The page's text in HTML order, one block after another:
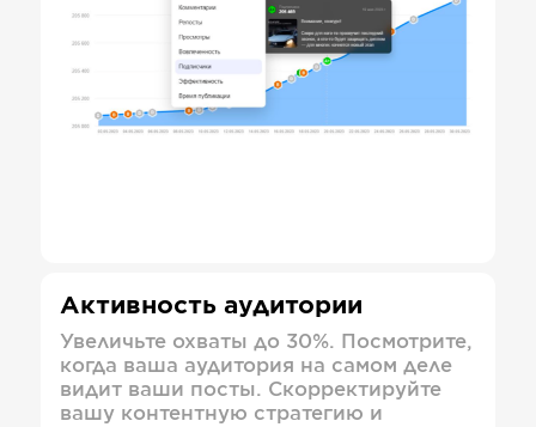
Активность аудитории
Увеличьте охваты до 30%. Посмотрите,
когда ваша аудитория на самом деле
видит ваши посты. Скорректируйте
вашу контентную стратегию и